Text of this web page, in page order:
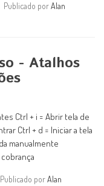
Publicado porAlan
- Atalhos
Ctrl + i = Abrir tela de
Ctrl + d = Iniciar a tela
manualmente
Publicado porAlan